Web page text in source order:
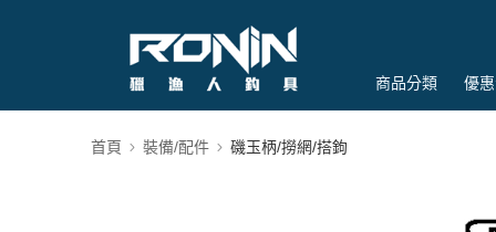
商品分類 優
首頁 裝備/配件 磯玉柄/撈網/搭鉤